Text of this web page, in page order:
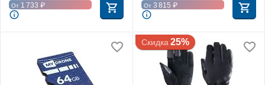
От 1 733 ₽ От 3 815 ₽
Скидка 25%